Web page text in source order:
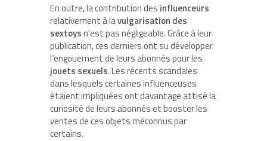
En outre, la contribution des influenceurs
relativement à lavulgarisation des
sextoysn’est pas négligeable. Grâce à leur
publication, ces derniers ont su développer
l’engouement de leurs abonnés pour les
jouets sexuels. Les récents scandales
dans lesquels certaines influenceuses
étaient impliquées ont davantage attisé la
curiosité de leurs abonnés et booster les
ventes de ces objets méconnus par
certains.